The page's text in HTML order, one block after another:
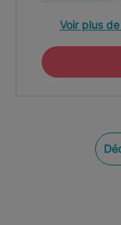
Voir plus